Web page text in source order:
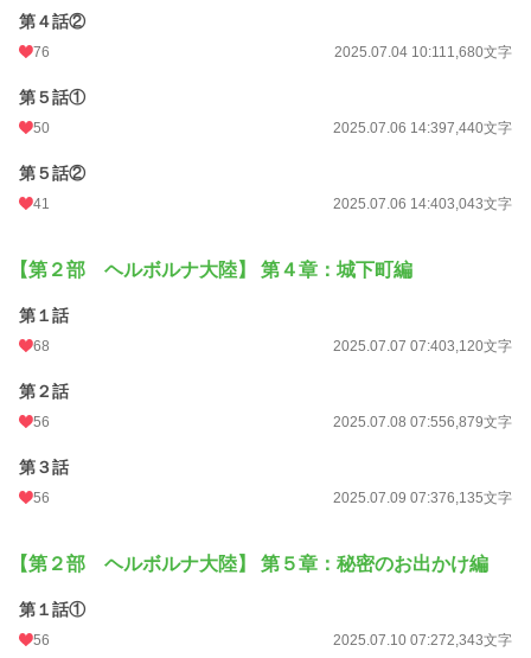
第４話②
76 2025.07.04 10:111,680文字
第５話①
50 2025.07.06 14:397,440文字
第５話②
41 2025.07.06 14:403,043文字
【第２部 ヘルボルナ大陸】 第４章：城下町編
第１話
68 2025.07.07 07:403,120文字
第２話
56 2025.07.08 07:556,879文字
第３話
56 2025.07.09 07:376,135文字
【第２部 ヘルボルナ大陸】 第５章：秘密のお出かけ編
第１話①
56 2025.07.10 07:272,343文字